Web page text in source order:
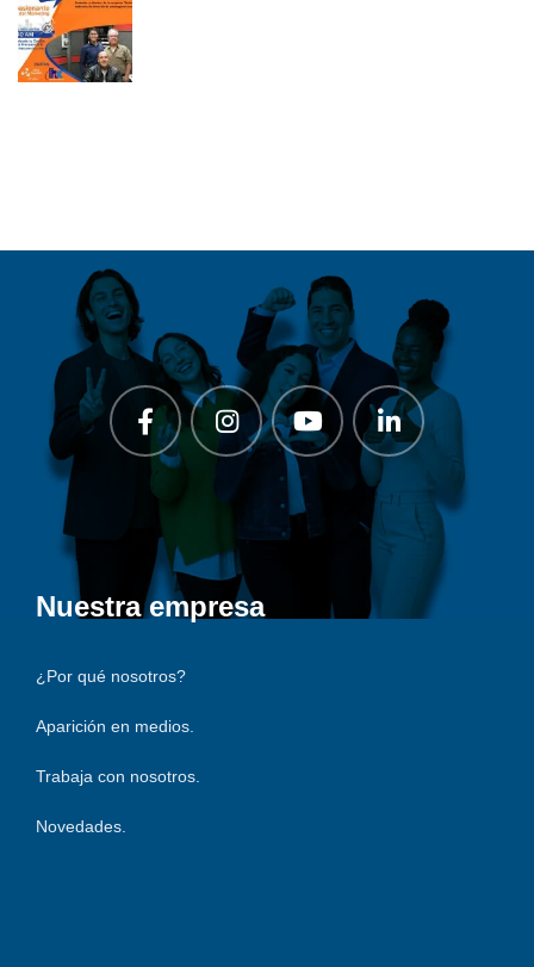
Nuestra empresa
¿Por qué nosotros?
Aparición en medios.
Trabaja con nosotros.
Novedades.